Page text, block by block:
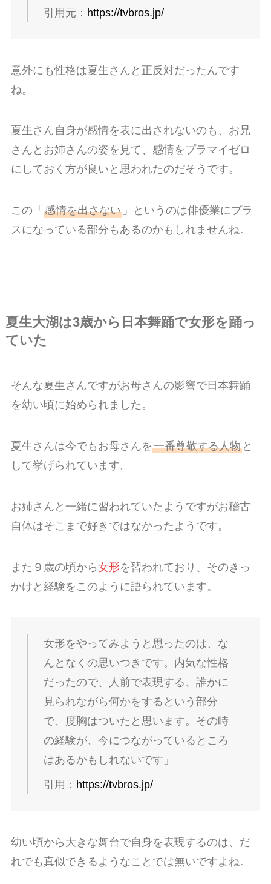
引用元： https://tvbros.jp/
意外にも性格は夏生さんと正反対だったんです
ね。
夏生さん自身が感情を表に出されないのも、お兄
さんとお姉さんの姿を見て、感情をプラマイゼロ
にしておく方が良いと思われたのだそうです。
この「 感情を出さない」というのは俳優業にプラ
スになっている部分もあるのかもしれませんね。
夏生大湖は3歳から日本舞踊で女形を踊っ
ていた
そんな夏生さんですがお母さんの影響で日本舞踊
を幼い頃に始められました。
夏生さんは今でもお母さんを一番尊敬する人物と
して挙げられています。
お姉さんと一緒に習われていたようですがお稽古
自体はそこまで好きではなかったようです。
また９歳の頃から女形を習われており、そのきっ
かけと経験をこのように語られています。
女形をやってみようと思ったのは、な
んとなくの思いつきです。内気な性格
だったので、人前で表現する、誰かに
見られながら何かをするという部分
で、度胸はついたと思います。その時
の経験が、今につながっているところ
はあるかもしれないです」
引用： https://tvbros.jp/
幼い頃から大きな舞台で自身を表現するのは、だ
れでも真似できるようなことでは無いですよね。